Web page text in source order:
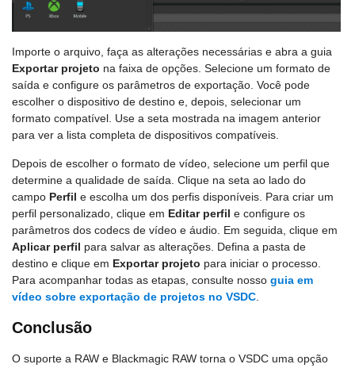
Importe o arquivo, faça as alterações necessárias e abra a guia
Exportar projeto na faixa de opções. Selecione um formato de
saída e configure os parâmetros de exportação. Você pode
escolher o dispositivo de destino e, depois, selecionar um
formato compatível. Use a seta mostrada na imagem anterior
para ver a lista completa de dispositivos compatíveis.
Depois de escolher o formato de vídeo, selecione um perfil que
determine a qualidade de saída. Clique na seta ao lado do
campo Perfil e escolha um dos perfis disponíveis. Para criar um
perfil personalizado, clique em Editar perfil e configure os
parâmetros dos codecs de vídeo e áudio. Em seguida, clique em
Aplicar perfil para salvar as alterações. Defina a pasta de
destino e clique em Exportar projeto para iniciar o processo.
Para acompanhar todas as etapas, consulte nosso guia em
vídeo sobre exportação de projetos no VSDC
Conclusão
O suporte a RAW e Blackmagic RAW torna o VSDC uma opção